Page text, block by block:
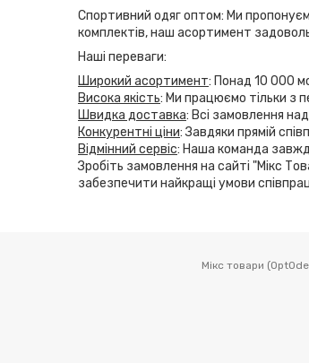
Спортивний одяг оптом: Ми
комплектів, наш асортимент
Наші переваги:
Широкий асортимент: Понад 10 000
Висока якість: Ми працюємо тільки з
Швидка доставка: Всі замовлення
Конкурентні ціни: Завдяки прямій
Відмінний сервіс: Наша команда
Зробіть замовлення на сайті "Мікс
забезпечити найкращі умови